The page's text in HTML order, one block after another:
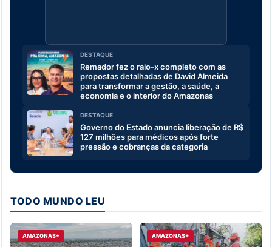
DESTAQUE
Remador fez o raio-x completo com as
propostas detalhadas de David Almeida
para transformar a gestão, a saúde, a
economia e o interior do Amazonas
DESTAQUE
Governo do Estado anuncia liberação de R$
127 milhões para médicos após forte
pressão e cobranças da categoria
TODO MUNDO LEU
AMAZONAS+ AMAZONAS+